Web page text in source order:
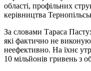
області, профільних
керівництва
За словами Тараса
які фактично не
неефективно. На їхнє
10 мільйонів гривень з